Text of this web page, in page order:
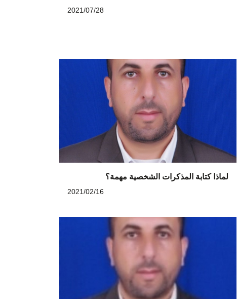
لماذا كتابة المذكرات الشخصية مهمة؟